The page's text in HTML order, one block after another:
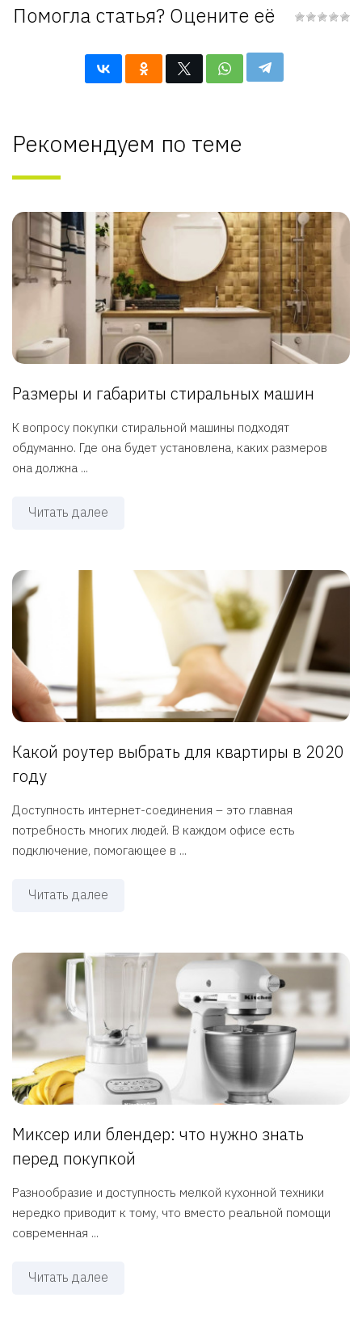
Помогла статья? Оцените её
Рекомендуем по теме
Размеры и габариты стиральных машин
К вопросу покупки стиральной машины подходят
обдуманно. Где она будет установлена, каких размеров
она должна ...
Читать далее
Какой роутер выбрать для квартиры в 2020
году
Доступность интернет-соединения – это главная
потребность многих людей. В каждом офисе есть
подключение, помогающее в ...
Читать далее
Миксер или блендер: что нужно знать
перед покупкой
Разнообразие и доступность мелкой кухонной техники
нередко приводит к тому, что вместо реальной помощи
современная ...
Читать далее